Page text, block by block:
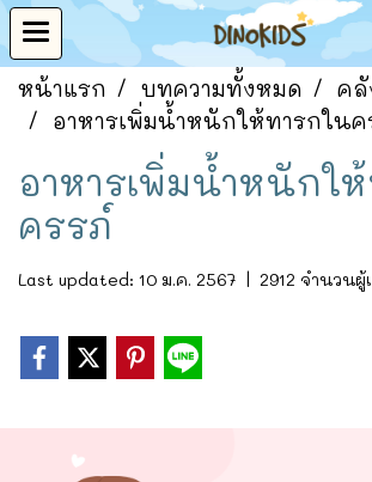
หน้าแรก บทความทั้งหมด
คลั
อาหารเพิ่มน้ำหนักให้ทารกในค
อาหารเพิ่มน้ำหนักใ
ครรภ์
Last updated: 10 ม.ค. 2567 | 2912 จำนวนผู้